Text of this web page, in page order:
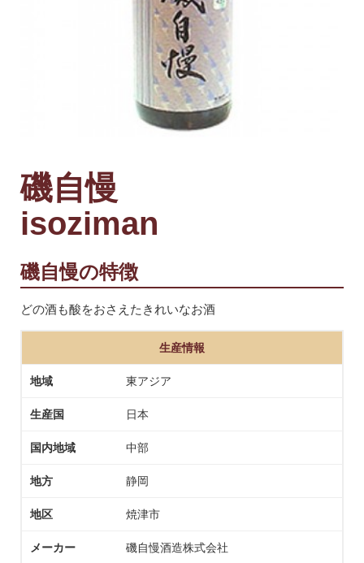
磯自慢
isoziman
磯自慢の特徴
どの酒も酸をおさえたきれいなお酒
生産情報
地域 東アジア
生産国 日本
国内地域 中部
地方 静岡
地区 焼津市
メーカー 磯自慢酒造株式会社